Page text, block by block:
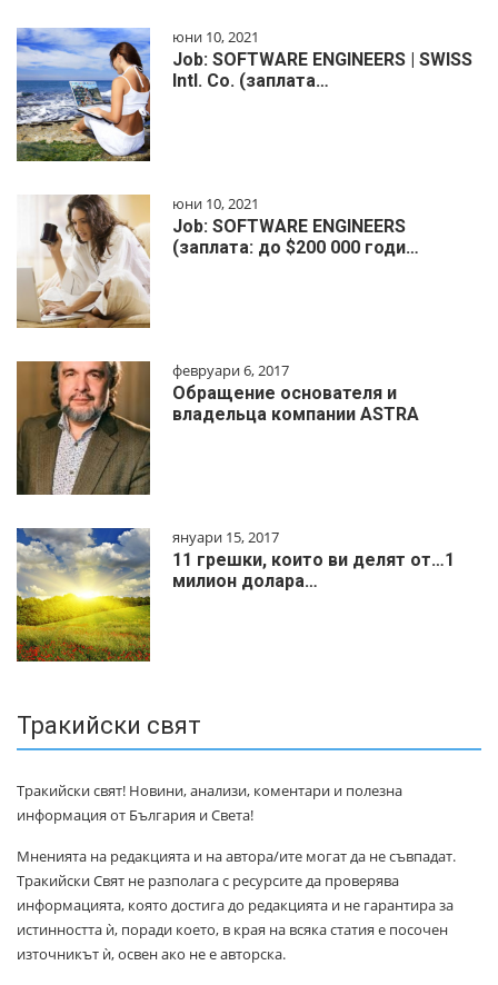
юни 10, 2021
Job: SOFTWARE ENGINEERS | SWISS
Intl. Co. (заплата…
юни 10, 2021
Job: SOFTWARE ENGINEERS
(заплата: до $200 000 годи…
февруари 6, 2017
Обращение основателя и
владельца компании ASTRA
януари 15, 2017
11 грешки, които ви делят от…1
милиoн дoлapa…
Тракийски свят
Тракийски свят! Новини, анализи, коментари и полезна
информация от България и Света!
Мненията на редакцията и на автора/ите могат да не съвпадат.
Тракийски Свят не разполага с ресурсите да проверява
информацията, която достига до редакцията и не гарантира за
истинността ѝ, поради което, в края на всяка статия е посочен
източникът ѝ, освен ако не е авторска.